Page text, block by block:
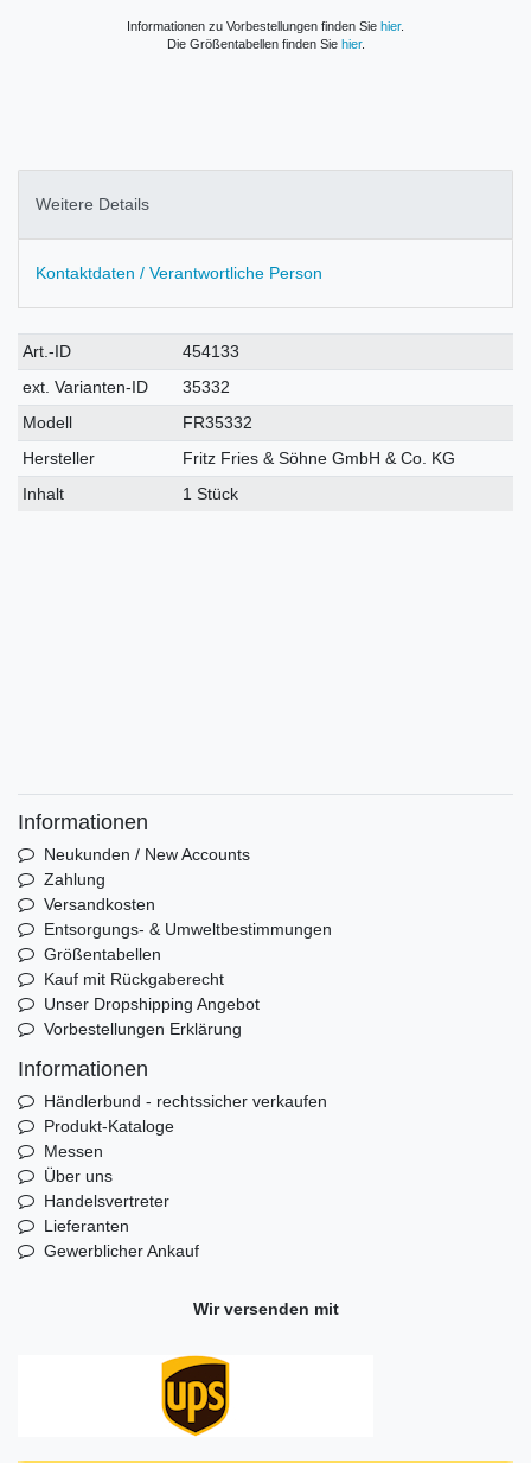
Informationen zu Vorbestellungen finden Sie hier.
Die Größentabellen finden Sie hier.
Weitere Details
Kontaktdaten / Verantwortliche Person
Technisches
Merkmal
Wert
Art.-ID
454133
ext. Varianten-ID
35332
Modell
FR35332
Hersteller
Fritz Fries & Söhne GmbH & Co. KG
Inhalt
1 Stück
Informationen
Neukunden / New Accounts
Zahlung
Versandkosten
Entsorgungs- & Umweltbestimmungen
Größentabellen
Kauf mit Rückgaberecht
Unser Dropshipping Angebot
Vorbestellungen Erklärung
Informationen
Händlerbund - rechtssicher verkaufen
Produkt-Kataloge
Messen
Über uns
Handelsvertreter
Lieferanten
Gewerblicher Ankauf
Wir versenden mit